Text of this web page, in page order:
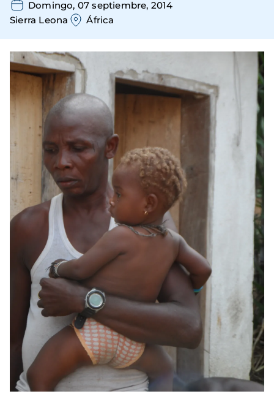
Domingo, 07 septiembre, 2014
Sierra Leona
África